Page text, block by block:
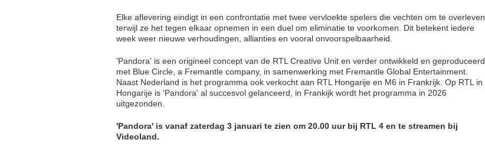
Elke aflevering eindigt in een confrontatie met twee vervloekte spelers die vechten om te overleven,
terwijl ze het tegen elkaar opnemen in een duel om eliminatie te voorkomen. Dit betekent iedere
week weer nieuwe verhoudingen, allianties en vooral onvoorspelbaarheid.
'Pandora' is een origineel concept van de RTL Creative Unit en verder ontwikkeld en geproduceerd
met Blue Circle, a Fremantle company, in samenwerking met Fremantle Global Entertainment.
Naast Nederland is het programma ook verkocht aan RTL Hongarije en M6 in Frankrijk. Op RTL in
Hongarije is 'Pandora' al succesvol gelanceerd, in Frankijk wordt het programma in 2026
uitgezonden.
'Pandora' is vanaf zaterdag 3 januari te zien om 20.00 uur bij RTL 4 en te streamen bij
Videoland.